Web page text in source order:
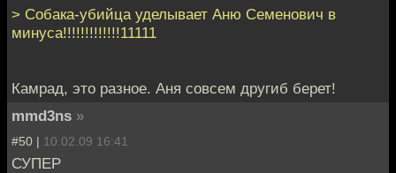
> Собака-убийца уделывает Аню Семенович в
минуса!!!!!!!!!!!!!11111
Камрад, это разное. Аня совсем другиб берет!
mmd3ns »
#50 | 10.02.09 16:41
СУПЕР